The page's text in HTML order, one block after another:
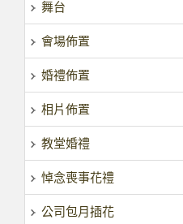
舞台
會場佈置
婚禮佈置
相片佈置
教堂婚禮
悼念喪事花禮
公司包月插花